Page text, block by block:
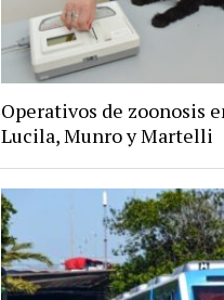
Operativos de zoonosis
Lucila, Munro y Martelli